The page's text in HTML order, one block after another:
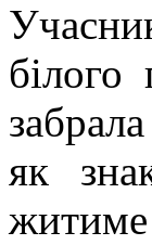
як
житиме